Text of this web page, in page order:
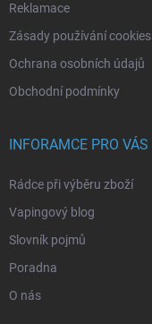
Reklamace
Zásady používání cookies
Ochrana osobních údajů
Obchodní podmínky
INFORAMCE PRO VÁS
Rádce při výběru zboží
Vapingový blog
Slovník pojmů
Poradna
O nás